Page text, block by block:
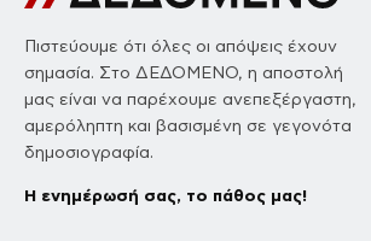
Πιστεύουμε ότι όλες οι απόψεις έχουν
σημασία. Στο ΔΕΔΟΜΕΝΟ, η αποστολή
μας είναι να παρέχουμε ανεπεξέργαστη,
αμερόληπτη και βασισμένη σε γεγονότα
δημοσιογραφία.
Η ενημέρωσή σας, το πάθος μας!